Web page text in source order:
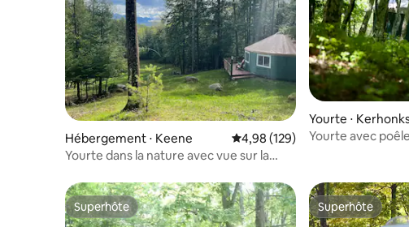
Hébergement ⋅ Keene Évaluation moyenne sur la
4,98 (129)
Yourte dans la nature avec vue sur la
Yourte ⋅
Yourte avec
Superhôte
Superhôte Superhôte
Superhôte